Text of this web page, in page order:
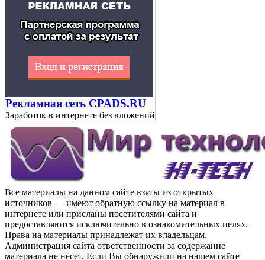
Рекламная сеть CPADS.RU
Заработок в интернете без вложений
Все материалы на данном сайте взяты из открытых
источников — имеют обратную ссылку на материал в
интернете или присланы посетителями сайта и
предоставляются исключительно в ознакомительных целях.
Права на материалы принадлежат их владельцам.
Администрация сайта ответственности за содержание
материала не несет. Если Вы обнаружили на нашем сайте